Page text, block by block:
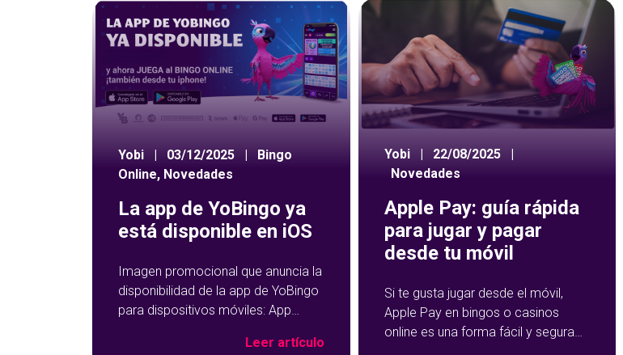
Yobi | 03/12/2025 |
Bingo
Online, Novedades
La app de YoBingo ya
está disponible en iOS
Imagen promocional que anuncia la
disponibilidad de la app de YoBingo
para dispositivos móviles: App
azul con detalles geométricos.
Leer artículo
Yobi 22/08/2025
Novedades
Apple Pay: guía rápida
para jugar y pagar
desde tu móvil
Si te gusta jugar desde el móvil,
Apple Pay en bingos o casinos
online es una forma fácil y segura